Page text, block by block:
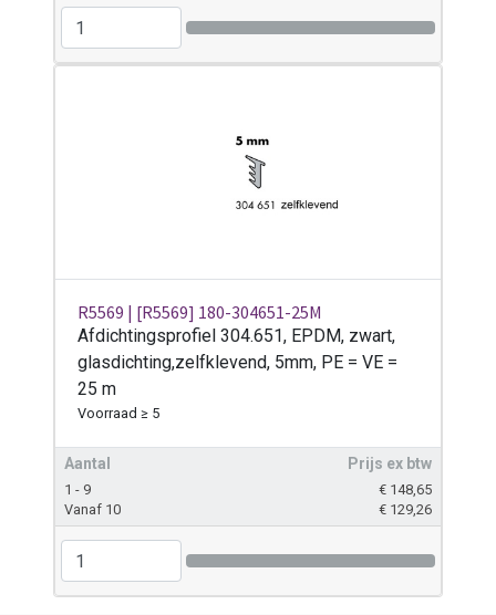
R5569 | [R5569] 180-304651-25M
Afdichtingsprofiel 304.651, EPDM, zwart,
glasdichting,zelfklevend, 5mm, PE = VE =
25 m
Voorraad ≥ 5
Aantal Prijs ex btw
1 - 9 € 148,65
Vanaf 10
€ 129,26